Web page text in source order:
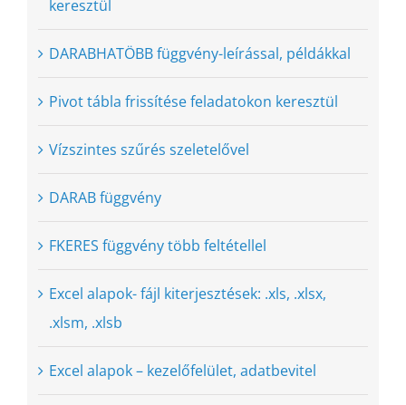
keresztül
DARABHATÖBB függvény-leírással, példákkal
Pivot tábla frissítése feladatokon keresztül
Vízszintes szűrés szeletelővel
DARAB függvény
FKERES függvény több feltétellel
Excel alapok- fájl kiterjesztések: .xls, .xlsx,
.xlsm, .xlsb
Excel alapok – kezelőfelület, adatbevitel